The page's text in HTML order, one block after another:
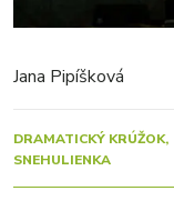
Jana Pipíšková
DRAMATICKÝ KRÚŽOK
SNEHULIENKA